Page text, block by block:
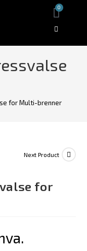
0
for Multi-brenner
Next Product
for